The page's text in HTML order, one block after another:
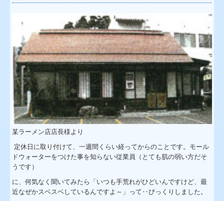
某ラーメン店店長様より
定休日に取り付けて、一週間くらい経ってからのことです。モール
ドウォーターをつけた事を知らない従業員（とても肌の弱い方だそ
うです）
に、何気なく聞いてみたら「いつも手荒れがひどいんですけど、最
近なぜかスベスベしているんですよ～」って‥びっくりしました。